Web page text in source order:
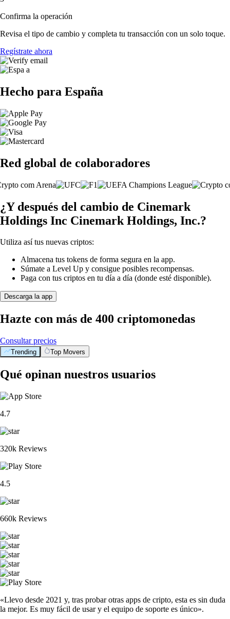
Confirma la operación
Revisa el tipo de cambio y completa tu transacción con un solo toque.
Regístrate ahora
Hecho para España
Red global de colaboradores
¿Y después del cambio de Cinemark
Holdings Inc Cinemark Holdings, Inc.?
Utiliza así tus nuevas criptos:
Almacena tus tokens de forma segura en la app.
Súmate a Level Up y consigue posibles recompensas.
Paga con tus criptos en tu día a día (donde esté disponible).
Descarga la app
Hazte con más de 400 criptomonedas
Consultar precios
Trending Top Movers
Qué opinan nuestros usuarios
4.7
320k Reviews
4.5
660k Reviews
«Llevo desde 2021 y, tras probar otras apps de cripto, esta es sin duda
la mejor. Es muy fácil de usar y el equipo de soporte es único».